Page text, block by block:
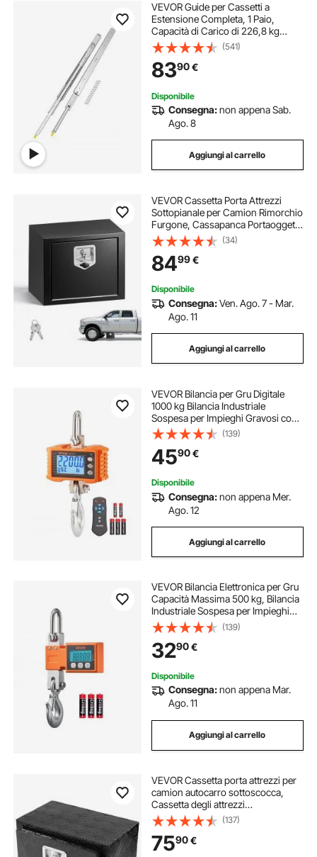
VEVOR Guide per Cassetti a
Estensione Completa, 1 Paio,
Capacità di Carico di 226,8 kg
Binario per Cassetti con
Bloccaggio, Cuscinetti a Sfera con
Guida Scorrevole, Lunghezza
Estensione 1422 mm
(541)
8390€
Disponibile
Consegna:non appena Sab.
Ago. 8
Aggiungi al carrello
VEVOR Cassetta Porta Attrezzi
Sottopianale per Camion Rimorchio
Furgone, Cassapanca Portaoggetti
Sotto il Pianale di Veicoli 457 x 305
x 356 mm in Acciaio Carico max 30
kg, Cassetta per Attrezzi
(34)
8499€
Disponibile
Consegna:Ven. Ago. 7 - Mar.
Ago. 11
Aggiungi al carrello
VEVOR Bilancia per Gru Digitale
1000 kg Bilancia Industriale
Sospesa per Impieghi Gravosi con
Telecomando, Cassa in Alluminio
Pressofuso e Schermo LCD, Alta
Precisione per Edilizia, Caccia,
Arancione
(139)
4590€
Disponibile
Consegna:non appena Mer.
Ago. 12
Aggiungi al carrello
VEVOR Bilancia Elettronica per Gru
Capacità Massima 500 kg, Bilancia
Industriale Sospesa per Impieghi
Gravosi con Cassa in Alluminio
Pressofuso e Display LCD, Divisione
100 g e Interruttore a 3 Unità
(139)
3290€
Disponibile
Consegna:non appena Mar.
Ago. 11
Aggiungi al carrello
VEVOR Cassetta porta attrezzi per
camion autocarro sottoscocca,
Cassetta degli attrezzi
46x32x36cm, Scatola portaoggetti
per pick-up, Lega di alluminio,
Cassetta porta attrezzi carico 20 kg
(137)
7590€